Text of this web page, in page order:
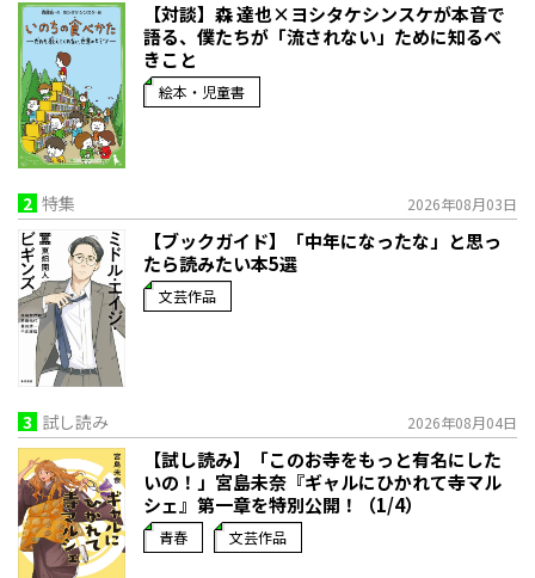
【対談】森 達也×ヨシタケシンスケが本音で
語る、僕たちが「流されない」ために知るべ
きこと
絵本・児童書
2 特集 2026年08月03日
【ブックガイド】「中年になったな」と思っ
たら読みたい本5選
文芸作品
3 試し読み 2026年08月04日
【試し読み】「このお寺をもっと有名にした
いの！」宮島未奈『ギャルにひかれて寺マル
シェ』第一章を特別公開！（1/4）
青春 文芸作品